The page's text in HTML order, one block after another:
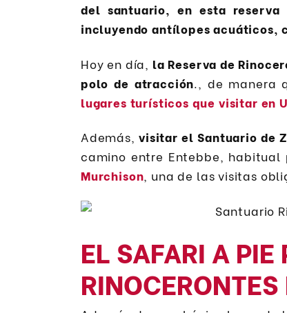
del santuario, en esta reserva
incluyendo antílopes acuáticos,
Hoy en día, la Reserva de
polo de atracción ., de manera
lugares turísticos que visitar en
Además,visitar el Santuario de
camino entre Entebbe,
Murchison, una de las visitas
EL SAFARI A